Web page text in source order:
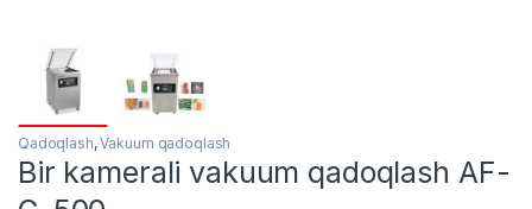
Qadoqlash,Vakuum qadoqlash
Bir kamerali vakuum qadoqlash AF-